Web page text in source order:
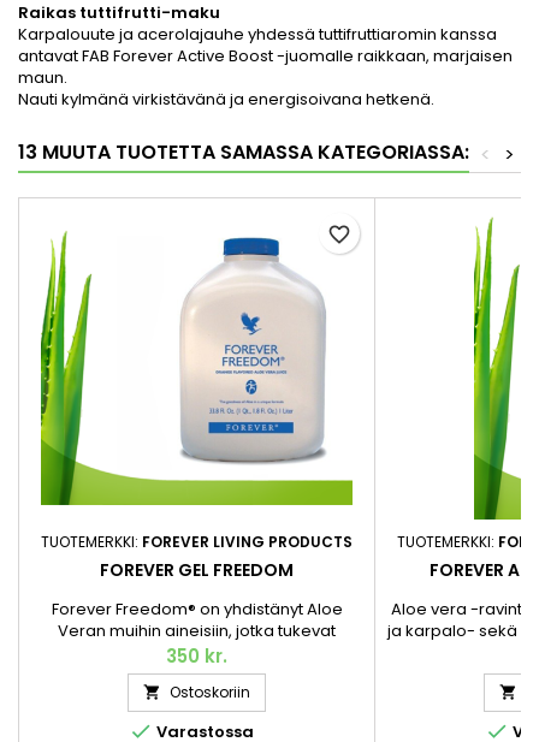
Raikas tuttifrutti-maku
Karpalouute ja acerolajauhe yhdessä tuttifruttiaromin kanssa
antavat FAB Forever Active Boost -juomalle raikkaan, marjaisen
maun.
Nauti kylmänä virkistävänä ja energisoivana hetkenä.
13 MUUTA TUOTETTA SAMASSA KATEGORIASSA: >
<
TUOTEMERKKI: FOREVER LIVING PRODUCTS
FOREVER GEL FREEDOM
Forever Freedom® on yhdistänyt Aloe
Veran muihin aineisiin, jotka tukevat
nivelten normaalia toimintaa ja liikkuvuutta
maukkaassa appelsiininmakuisten mehun
muodossa. Olemme yhdistäneet
glukosamiinisulfaatin ja
350 kr.
 Ostoskoriin
 Varastossa
favorite_border
TUOTEMERKKI:
FOREVER
Aloe vera -
ja karpalo- sekä
Forever Aloe
korkealaatuisen

